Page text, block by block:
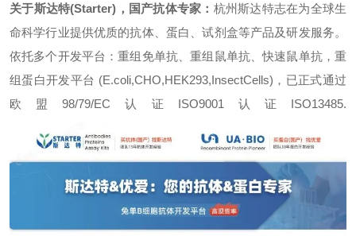
关于斯达特(Starter)，国产抗体专家： 杭州斯达特志在为全球生
命科学行业提供优质的抗体、蛋白、试剂盒等产品及研发服务。
依托多个开发平台：重组免单抗、重组鼠单抗、快速鼠单抗，重
组蛋白开发平台 (E.coli,CHO,HEK293,InsectCells)，已正式通过
欧盟98/79/EC认证ISO9001认证ISO13485.